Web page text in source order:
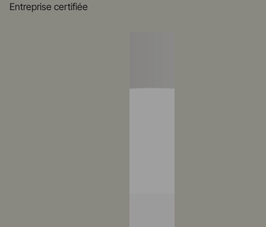
Entreprise certifiée